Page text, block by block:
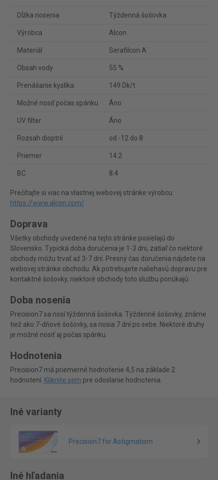
Dĺžka nosenia Týždenná šošovka
Výrobca Alcon
Materiál Serafilcon A
Obsah vody 55 %
Prenášanie kyslíka 149 Dk/t
Možné nosiť počas spánku Áno
UV filter Áno
Rozsah dioptrií od -12 do 8
Priemer 14.2
BC 8.4
Prečítajte si viac na vlastnej webovej stránke výrobcu:
https://www.alcon.com/.
Doprava
Všetky obchody uvedené na tejto stránke posielajú do
Slovensko. Typická doba doručenia je 1-3 dni, zatiaľ čo niektoré
obchody môžu trvať až 3-7 dní. Presný čas doručenia nájdete na
webovej stránke obchodu. Ak potrebujete naliehavú dopravu pre
kontaktné šošovky, niektoré obchody toto službu ponúkajú.
Doba nosenia
Precision7 sa nosí týždenná šošovka. Týždenné šošovky, známe
tiež ako 7-dňové šošovky, sa nosia 7 dní po sebe. Niektoré druhy
je možné nosiť aj počas spánku.
Hodnotenia
Precision7 má priemerné hodnotenie 4,5 na základe 2
hodnotení. Kliknite sem pre odoslanie hodnotenia.
Iné varianty
Precision7 for Astigmatism
Iné hľadania